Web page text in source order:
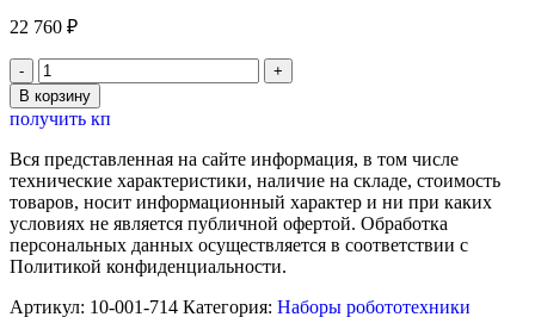
22 760 ₽
Количество
товара
Конструктор
"Cafe+"
LEGO
Education
PreSchool
45004
В корзину
получить кп
Вся представленная на сайте информация, в том числе
технические характеристики, наличие на складе, стоимость
товаров, носит информационный характер и ни при каких
условиях не является публичной офертой. Обработка
персональных данных осуществляется в соответствии с
Политикой конфиденциальности.
Артикул: 10-001-714 Категория: Наборы робототехники